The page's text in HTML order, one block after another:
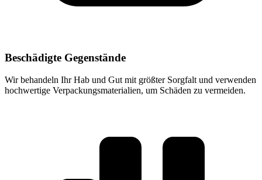
Beschädigte Gegenstände
Wir behandeln Ihr Hab und Gut mit größter Sorgfalt und verwenden
hochwertige Verpackungsmaterialien, um Schäden zu vermeiden.